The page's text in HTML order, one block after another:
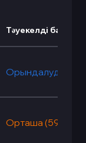
Тәуекелді бағалау
Орындалуда
Орташа (59